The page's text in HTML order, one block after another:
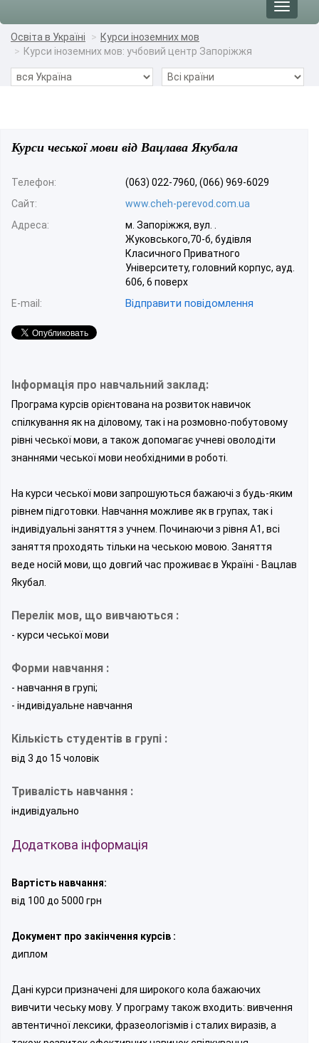
Toggle
Освіта в Україні
Курси іноземних мов
Курси іноземних мов: учбовий центр Запоріжжя
Курси чеської мови від Вацлава Якубала
Телефон:
(063) 022-7960, (066) 969-6029
Сайт:
www.cheh-perevod.com.ua
Адреса:
м. Запоріжжя, вул. .
Жуковського,70-б, будівля
Класичного Приватного
Університету, головний корпус, ауд.
606, 6 поверх
E-mail:
Відправити повідомлення
Інформація про навчальний заклад:
Програма курсів орієнтована на розвиток навичок
спілкування як на діловому, так і на розмовно-побутовому
рівні чеської мови, а також допомагає учневі оволодіти
знаннями чеської мови необхідними в роботі.
На курси чеської мови запрошуються бажаючі з будь-яким
рівнем підготовки. Навчання можливе як в групах, так і
індивідуальні заняття з учнем. Починаючи з рівня А1, всі
заняття проходять тільки на чеською мовою. Заняття
веде носій мови, що довгий час проживає в Україні - Вацлав
Якубал.
Перелік мов, що вивчаються :
- курси чеської мови
Форми навчання :
- навчання в групі;
- індивідуальне навчання
Кількість студентів в групі :
від 3 до 15 чоловік
Тривалість навчання :
індивідуально
Додаткова інформація
Вартість навчання:
від 100 до 5000 грн
Документ про закінчення курсів :
диплом
Дані курси призначені для широкого кола бажаючих
вивчити чеську мову. У програму також входить: вивчення
автентичної лексики, фразеологізмів і сталих виразів, а